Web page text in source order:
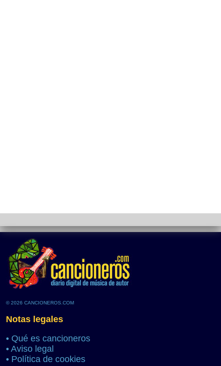
© 2026 CANCIONEROS.COM
Notas legales
• Qué es cancioneros
• Aviso legal
• Política de cookies